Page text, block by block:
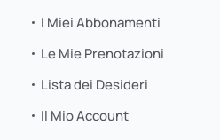
I Miei Abbonamenti
Le Mie Prenotazioni
Lista dei Desideri
Il Mio Account